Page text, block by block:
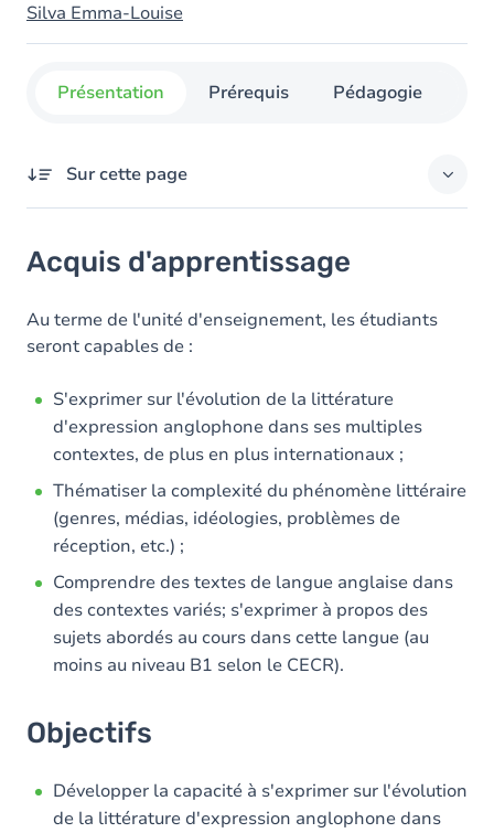
Silva Emma-Louise
Présentation Prérequis Pédagogie
Sur cette page
Objectifs
Contenu
Table des matières
Exercices
Acquis d'apprentissage
Au terme de l'unité d'enseignement, les étudiants
seront capables de :
S'exprimer sur l'évolution de la littérature
d'expression anglophone dans ses multiples
contextes, de plus en plus internationaux ;
Thématiser la complexité du phénomène littéraire
(genres, médias, idéologies, problèmes de
réception, etc.) ;
Comprendre des textes de langue anglaise dans
des contextes variés; s'exprimer à propos des
sujets abordés au cours dans cette langue (au
moins au niveau B1 selon le CECR).
Objectifs
Développer la capacité à s'exprimer sur l'évolution
de la littérature d'expression anglophone dans